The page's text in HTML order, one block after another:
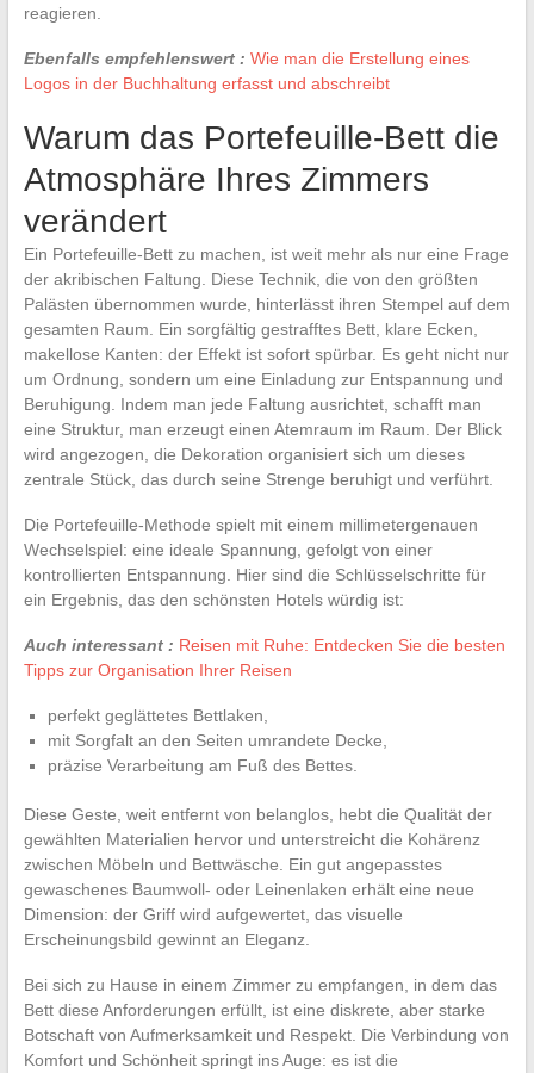
reagieren.
Ebenfalls empfehlenswert : Wie man die Erstellung eines
Logos in der Buchhaltung erfasst und abschreibt
Warum das Portefeuille-Bett die
Atmosphäre Ihres Zimmers
verändert
Ein Portefeuille-Bett zu machen, ist weit mehr als nur eine Frage
der akribischen Faltung. Diese Technik, die von den größten
Palästen übernommen wurde, hinterlässt ihren Stempel auf dem
gesamten Raum. Ein sorgfältig gestrafftes Bett, klare Ecken,
makellose Kanten: der Effekt ist sofort spürbar. Es geht nicht nur
um Ordnung, sondern um eine Einladung zur Entspannung und
Beruhigung. Indem man jede Faltung ausrichtet, schafft man
eine Struktur, man erzeugt einen Atemraum im Raum. Der Blick
wird angezogen, die Dekoration organisiert sich um dieses
zentrale Stück, das durch seine Strenge beruhigt und verführt.
Die Portefeuille-Methode spielt mit einem millimetergenauen
Wechselspiel: eine ideale Spannung, gefolgt von einer
kontrollierten Entspannung. Hier sind die Schlüsselschritte für
ein Ergebnis, das den schönsten Hotels würdig ist:
Auch interessant : Reisen mit Ruhe: Entdecken Sie die besten
Tipps zur Organisation Ihrer Reisen
perfekt geglättetes Bettlaken,
mit Sorgfalt an den Seiten umrandete Decke,
präzise Verarbeitung am Fuß des Bettes.
Diese Geste, weit entfernt von belanglos, hebt die Qualität der
gewählten Materialien hervor und unterstreicht die Kohärenz
zwischen Möbeln und Bettwäsche. Ein gut angepasstes
gewaschenes Baumwoll- oder Leinenlaken erhält eine neue
Dimension: der Griff wird aufgewertet, das visuelle
Erscheinungsbild gewinnt an Eleganz.
Bei sich zu Hause in einem Zimmer zu empfangen, in dem das
Bett diese Anforderungen erfüllt, ist eine diskrete, aber starke
Botschaft von Aufmerksamkeit und Respekt. Die Verbindung von
Komfort und Schönheit springt ins Auge: es ist die